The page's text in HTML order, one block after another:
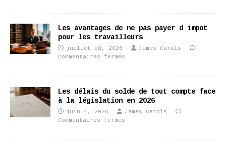
Les avantages de ne pas payer d impot
pour les travailleurs
juillet 18, 2026
James Carols
Commentaires fermés
Les délais du solde de tout compte face
à la législation en 2026
juin 4, 2026
James Carols
Commentaires fermés